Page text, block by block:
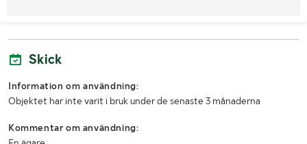
Skick
Information om användning:
Objektet har inte varit i bruk under de senaste 3 månaderna
Kommentar om användning: